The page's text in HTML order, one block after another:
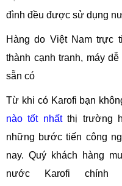
đình đều được sử dụng
Hàng do Việt Nam trực
thành cạnh tranh, máy
sẵn có
Từ khi có Karofi bạn
nào tốt nhấtthị trường
những bước tiến công
nay. Quý khách hàng
nước Karofi